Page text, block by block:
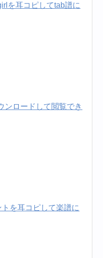
を耳コピしてtab譜に
ンロードして閲覧でき
を耳コピして楽譜に